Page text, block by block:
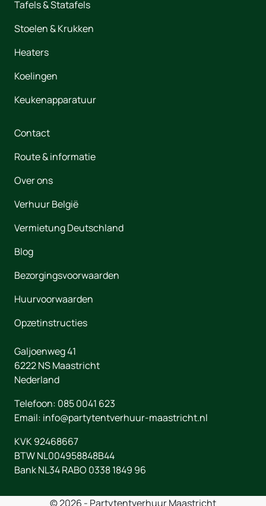
Tafels & Statafels
Stoelen & Krukken
Heaters
Koelingen
Keukenapparatuur
Contact
Route & informatie
Over ons
Verhuur België
Vermietung Deutschland
Blog
Bezorgingsvoorwaarden
Huurvoorwaarden
Opzetinstructies
Galjoenweg 41
6222 NSMaastricht
Nederland
Telefoon: 085 0041 623
Email: info@partytentverhuur-maastricht.nl
KVK 92468667
BTW NL004958848B44
Bank NL34 RABO 0338 1849 96
© 2026 - Partytentverhuur Maastricht